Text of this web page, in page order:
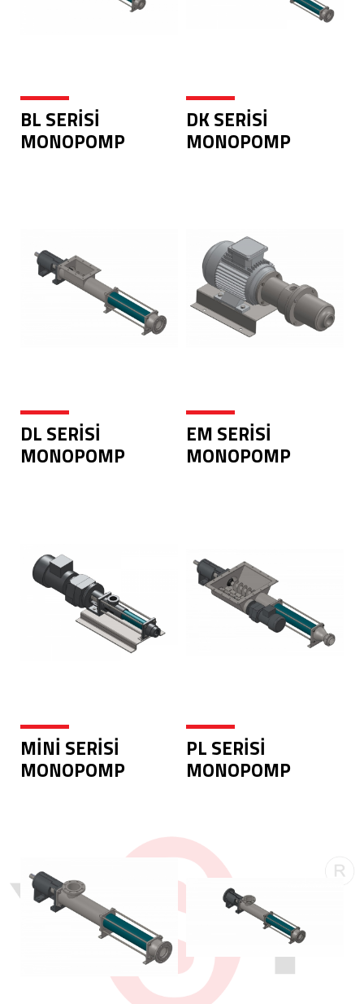
BL SERİSİ
MONOPOMP
DK SERİSİ
MONOPOMP
DL SERİSİ
MONOPOMP
EM SERİSİ
MONOPOMP
MİNİ SERİSİ
MONOPOMP
PL SERİSİ
MONOPOMP